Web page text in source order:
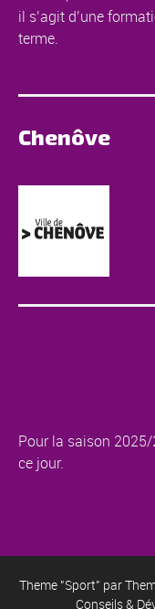
il s’agit d’une
terme.
Chenôve
Pour la saison
ce jour.
Theme "Sport" par
Conseils &